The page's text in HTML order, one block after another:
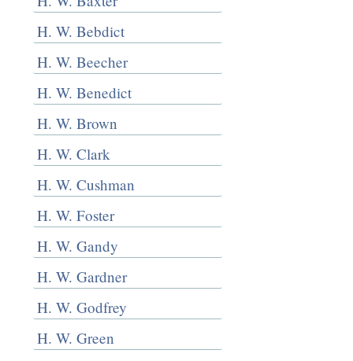
H. W. Bebdict
H. W. Beecher
H. W. Benedict
H. W. Brown
H. W. Clark
H. W. Cushman
H. W. Foster
H. W. Gandy
H. W. Gardner
H. W. Godfrey
H. W. Green